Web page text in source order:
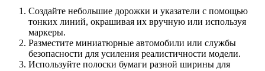
Создайте небольшие дорожки и указатели с помощью
тонких линий, окрашивая их вручную или используя
маркеры.
Разместите миниатюрные автомобили или службы
безопасности для усиления реалистичности модели.
Используйте полоски бумаги разной ширины для